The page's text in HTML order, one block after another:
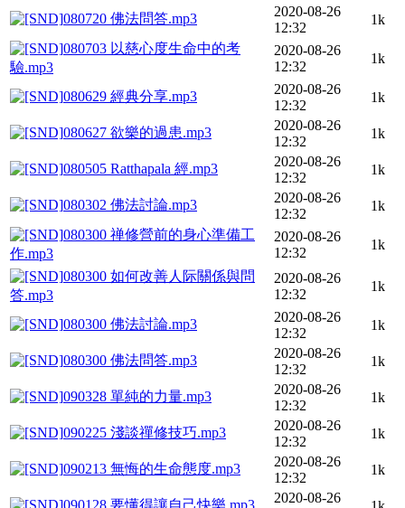
080720 佛法問答.mp3
2020-08-26
12:32
1k
080703 以慈心度生命中的考
驗.mp3
2020-08-26
12:32
1k
080629 經典分享.mp3
2020-08-26
12:32
1k
080627 欲樂的過患.mp3
2020-08-26
12:32
1k
080505 Ratthapala 經.mp3
2020-08-26
12:32
1k
080302 佛法討論.mp3
2020-08-26
12:32
1k
080300 禅修營前的身心準備工
作.mp3
2020-08-26
12:32
1k
080300 如何改善人际關係與問
答.mp3
2020-08-26
12:32
1k
080300 佛法討論.mp3
2020-08-26
12:32
1k
080300 佛法問答.mp3
2020-08-26
12:32
1k
090328 單純的力量.mp3
2020-08-26
12:32
1k
090225 淺談禪修技巧.mp3
2020-08-26
12:32
1k
090213 無悔的生命態度.mp3
2020-08-26
12:32
1k
090128 要懂得讓自己快樂.mp3
2020-08-26